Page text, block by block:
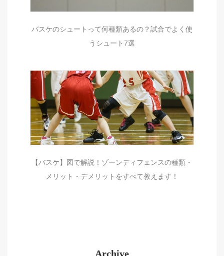
バスケのシュートって何種類あるの？試合でよく使
うシュート7選
【バスケ】図で解説！ゾーンディフェンスの種類・
メリット・デメリットをすべて教えます！
Archive